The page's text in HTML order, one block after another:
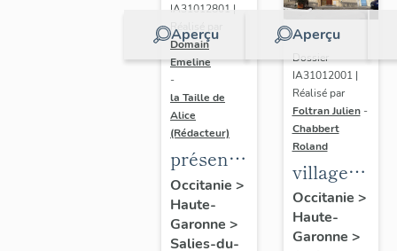
Aperçu
IA31012801 |
Réalisé par
Domain
Emeline
-
la Taille de
Alice
(Rédacteur)
présentation
de la
commune
Occitanie >
Haute-
Garonne >
Salies-du-
Aperçu
Dossier
IA31012001 |
Réalisé par
Foltran Julien -
Chabbert
Roland
village
d'Aurignac
Occitanie >
Haute-
Garonne >